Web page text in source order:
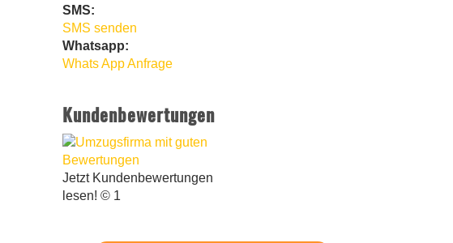
SMS:
SMS senden
Whatsapp:
Whats App Anfrage
Kundenbewertungen
Jetzt Kundenbewertungen
lesen! © 1